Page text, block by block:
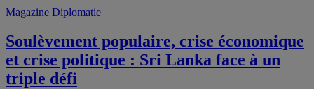
Magazine Diplomatie
Soulèvement populaire, crise économique
et crise politique : Sri Lanka face à un
triple défi